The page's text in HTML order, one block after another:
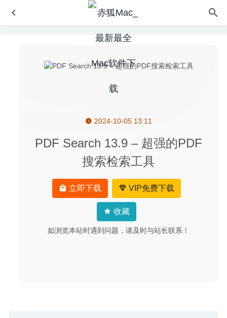
2024-10-05 13:11
PDF Search 13.9 – 超强的PDF
搜索检索工具
立即下载 VIP免费下载
收藏
如浏览本站时遇到问题，请及时与站长联系！
BetterTouchTool 3.402 中文版-超级强大的鼠标触控板增强
微信小助手 2.6.2 中文版-微信登录免认证消息防撤回及微信
KeeWeb 1.13.3 中文版-开源跨平台的密码管理器
Movavi Video Converter 20 Premium 20.1.0 for Mac中文
版-功能强大的视频格式转换工具 2020-02-20
Path Finder 9.3.4 中文版-功能强大的文件管理器 2020-06-